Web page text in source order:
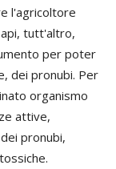
l'agricoltore
tutt'altro,
per poter
dei pronubi. Per
organismo
attive,
pronubi,